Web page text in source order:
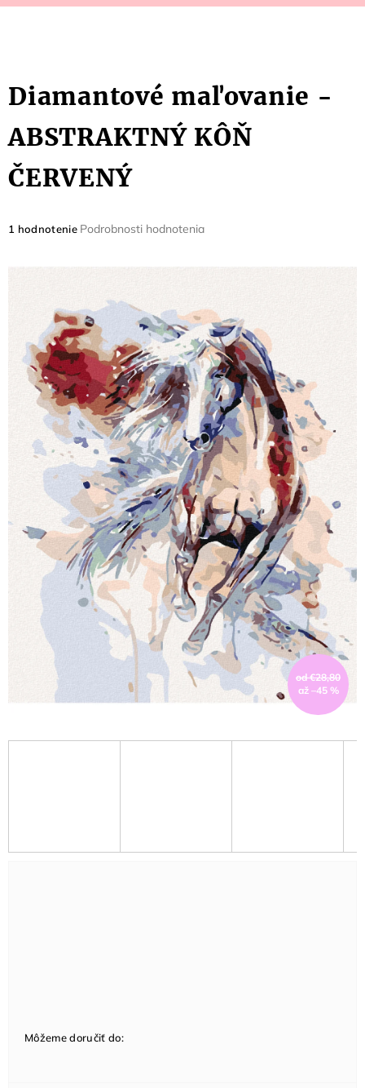
Diamantové maľovanie -
ABSTRAKTNÝ KÔŇ
ČERVENÝ
Priemerné
je
hviezdičiek.
1 hodnotenie Podrobnosti hodnotenia
od €28,80
až –45 %
Môžeme doručiť do: